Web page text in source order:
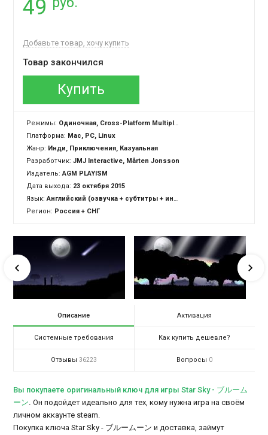
49
Добавьте товар, хочу купить
Товар закончился
Купить
Режимы: Одиночная, Cross-Platform Multiplayer
Платформа: Mac, PC, Linux
Жанр: Инди, Приключения, Казуальная
Разработчик:JMJ Interactive, Mårten Jonsson
Издатель:AGM PLAYISM
Дата выхода: 23 октября 2015
Язык:Английский (озвучка + субтитры + интерфейс)
Регион: Россия + СНГ
Описание Активация
Системные требования Как купить дешевле?
Отзывы 36223 Вопросы 0
Вы покупаете оригинальный ключ для игры Star Sky - ブルーム
ーン. Он подойдет идеально для тех, кому нужна игра на своём
личном аккаунте steam.
Покупка ключа Star Sky - ブルームーン и доставка, займут